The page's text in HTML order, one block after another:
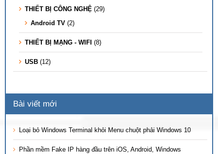
THIẾT BỊ CÔNG NGHỆ (29)
Android TV (2)
THIẾT BỊ MẠNG - WIFI (8)
USB (12)
Bài viết mới
Loại bỏ Windows Terminal khỏi Menu chuột phải Windows 10
Phần mềm Fake IP hàng đầu trên iOS, Android, Windows